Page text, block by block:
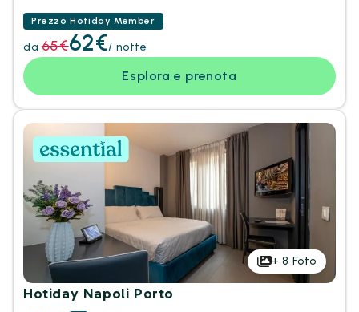
Prezzo Hotiday Member
da 65€62€/ notte
Esplora e prenota
+8 Foto
Hotiday Napoli Porto